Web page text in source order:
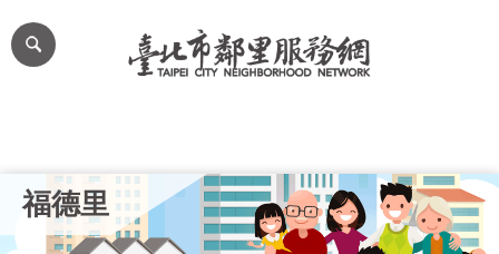
跳到主要內容區塊
網
站
福德里